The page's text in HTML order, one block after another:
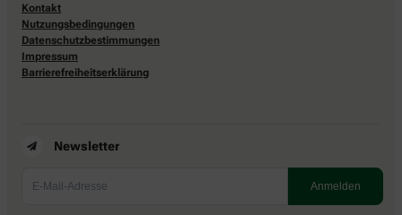
Kontakt
Nutzungsbedingungen
Datenschutzbestimmungen
Impressum
Barrierefreiheitserklärung
Newsletter